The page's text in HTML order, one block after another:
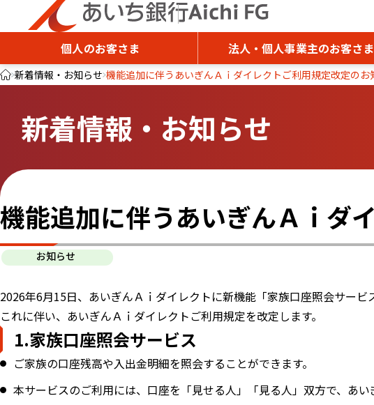
個人のお客さま 法人・個人事業主のお客さま
新着情報・お知らせ 機能追加に伴うあいぎんＡｉダイレクトご利用規定改定のお
新着情報・お知らせ
機能追加に伴うあいぎんＡｉダ
お知らせ
2026年6月15日、あいぎんＡｉダイレクトに新機能「家族口座照会サービ
これに伴い、あいぎんＡｉダイレクトご利用規定を改定します。
1.家族口座照会サービス
ご家族の口座残高や入出金明細を照会することができます。
本サービスのご利用には、口座を「見せる人」「見る人」双方で、あい